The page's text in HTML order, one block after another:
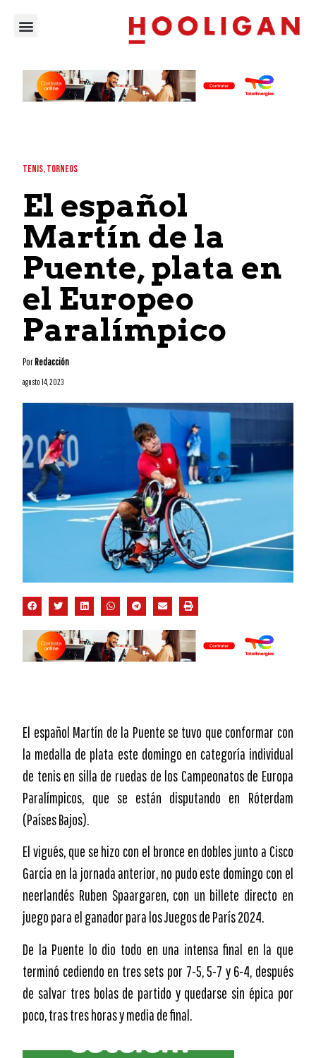
TENIS,TORNEOS
El español
Martín de la
Puente, plata en
el Europeo
Paralímpico
PorRedacción
agosto 14, 2023
El español Martín de la Puente se tuvo que conformar con
la medalla de plata este domingo en categoría individual
de tenis en silla de ruedas de los Campeonatos de Europa
Paralímpicos, que se están disputando en Róterdam
(Países Bajos).
El vigués, que se hizo con el bronce en dobles junto a Cisco
García en la jornada anterior, no pudo este domingo con el
neerlandés Ruben Spaargaren, con un billete directo en
juego para el ganador para los Juegos de París 2024.
De la Puente lo dio todo en una intensa final en la que
terminó cediendo en tres sets por 7-5, 5-7 y 6-4, después
de salvar tres bolas de partido y quedarse sin épica por
poco, tras tres horas y media de final.